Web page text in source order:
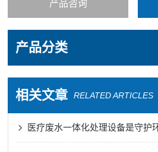
产品咨询
产品分类
相关文章 RELATED ARTICLES
医疗废水一体化处理设备是守护